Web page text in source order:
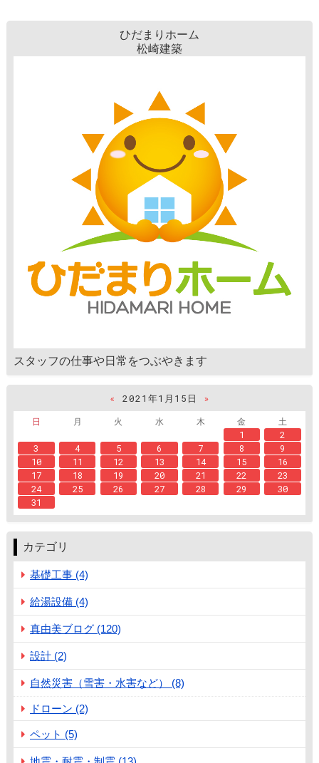
ひだまりホーム
松崎建築
スタッフの仕事や日常をつぶやきます
« 2021年1月15日
»
日
月 火 水 木 金
土
1
2
3
4 5 6 7 8
9
10
11 12 13 14 15
16
17
18 19 20 21 22
23
24
25 26 27 28 29
30
31
カテゴリ
基礎工事 (4)
給湯設備 (4)
真由美ブログ (120)
設計 (2)
自然災害（雪害・水害など） (8)
ドローン (2)
ペット (5)